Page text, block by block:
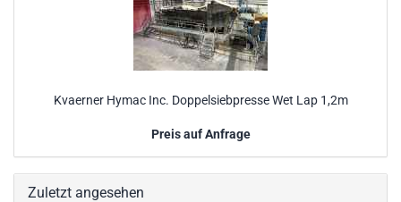
Kvaerner Hymac Inc. Doppelsiebpresse Wet Lap 1,2m
Preis auf Anfrage
Zuletzt angesehen